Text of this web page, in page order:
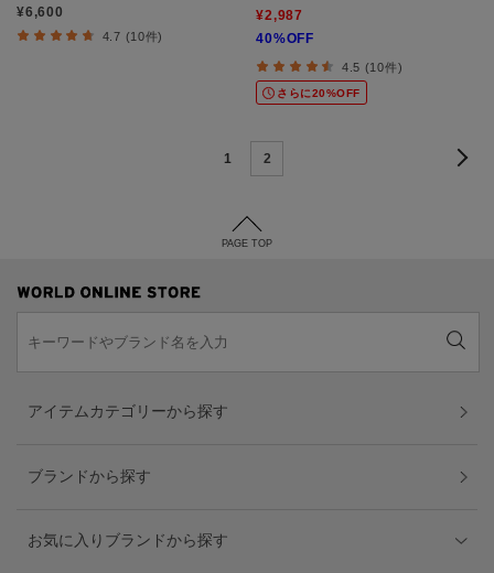
¥6,600
4.7 (10件)
ップ対応》
¥2,987
40%OFF
4.5 (10件)
さらに20%OFF
1 2
PAGE TOP
アイテムカテゴリーから探す
ブランドから探す
お気に入りブランドから探す